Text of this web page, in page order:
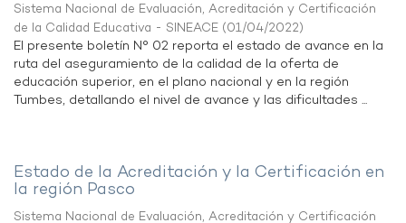
Sistema Nacional de Evaluación, Acreditación y Certificación
de la Calidad Educativa - SINEACE (01/04/2022)
El presente boletín N° 02 reporta el estado de avance en la
ruta del aseguramiento de la calidad de la oferta de
educación superior, en el plano nacional y en la región
Tumbes, detallando el nivel de avance y las dificultades ...
Estado de la Acreditación y la Certificación en
la región Pasco
Sistema Nacional de Evaluación, Acreditación y Certificación